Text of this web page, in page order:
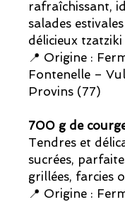
rafraîchissant,
salades
délicieux
📍 Origine :
Fontenelle –
Provins (77)
700 g de
Tendres et
sucrées,
grillées, farcies
📍 Origine :